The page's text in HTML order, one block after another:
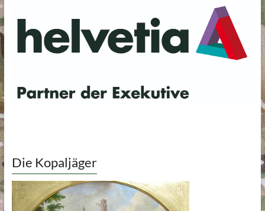
Die Kopaljäger